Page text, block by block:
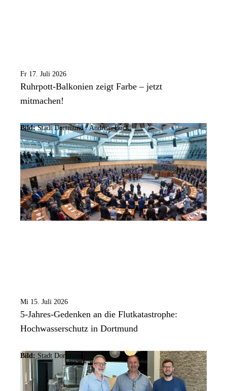
Fr 17. Juli 2026
Ruhrpott-Balkonien zeigt Farbe – jetzt
mitmachen!
Bild:Stadt Dortmund /Andreas Buck
Mi 15. Juli 2026
5-Jahres-Gedenken an die Flutkatastrophe:
Hochwasserschutz in Dortmund
Bild: Stadt Dortmund